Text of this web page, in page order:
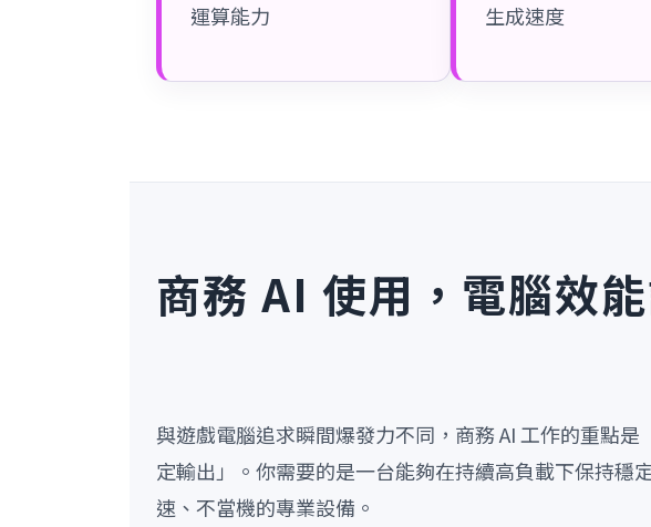
運算能力
生成速度
商務 AI 使用，電腦效
與遊戲電腦追求瞬間爆發力不同，商務 AI 工作的重點是
定輸出」。你需要的是一台能夠在持續高負載下保持穩
速、不當機的專業設備。